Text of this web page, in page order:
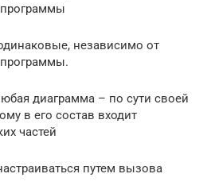
независимо от
диаграмма – по сути своей
в его состав входит
частей
путем вызова